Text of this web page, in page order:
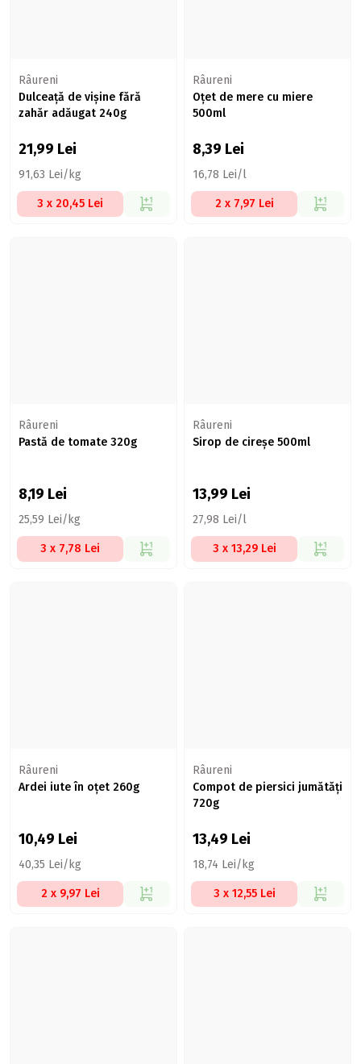
Râureni
Dulceață de vișine fără
zahăr adăugat 240g
21,99 Lei
91,63 Lei/kg
3 x 20,45 Lei
Râureni
Oțet de mere cu miere
500ml
8,39 Lei
16,78 Lei/l
2 x 7,97 Lei
Râureni
Pastă de tomate 320g
8,19 Lei
25,59 Lei/kg
3 x 7,78 Lei
Râureni
Sirop de cireșe 500ml
13,99 Lei
27,98 Lei/l
3 x 13,29 Lei
Râureni
Ardei iute în oțet 260g
10,49 Lei
40,35 Lei/kg
2 x 9,97 Lei
Râureni
Compot de piersici jumătăți
720g
13,49 Lei
18,74 Lei/kg
3 x 12,55 Lei